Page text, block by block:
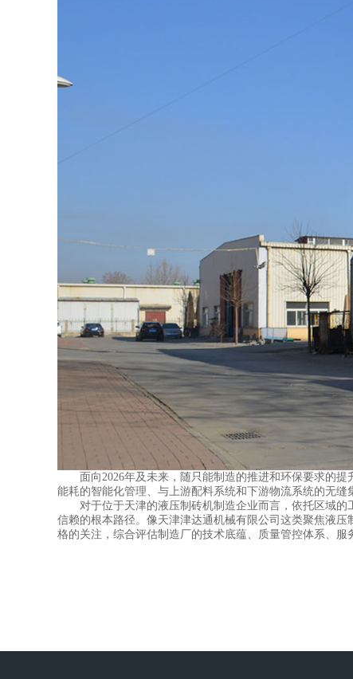
面向2026年及未来，随只能制造的推进和环保要求的提
能耗的智能化管理、与上游配料系统和下游物流系统的无缝
对于位于天津的液压制砖机制造企业而言，依托区域的
信赖的根本路径。像天津津达通机械有限公司这类聚焦液
格的关注，综合评估制造厂的技术底蕴、质量管控体系、